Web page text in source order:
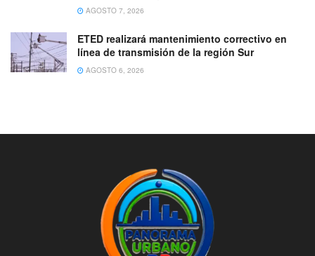
AGOSTO 7, 2026
ETED realizará mantenimiento correctivo en
línea de transmisión de la región Sur
AGOSTO 6, 2026